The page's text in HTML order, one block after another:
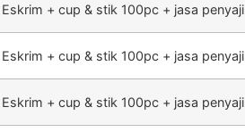
Eskrim + cup & stik 100pc + jasa penyaji
Eskrim + cup & stik 100pc + jasa penyaji
Eskrim + cup & stik 100pc + jasa penyaji